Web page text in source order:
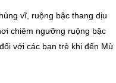
vĩ, ruộng bậc thang dịu
chiêm ngưỡng ruộng bậc
với các bạn trẻ khi đến Mù